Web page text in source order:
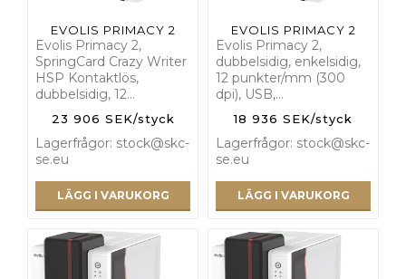
EVOLIS PRIMACY 2
Evolis Primacy 2,
SpringCard Crazy Writer
HSP Kontaktlös,
dubbelsidig, 12…
23 906 SEK/styck
Lagerfrågor: stock@skc-
se.eu
LÄGG I VARUKORG
EVOLIS PRIMACY 2
Evolis Primacy 2,
dubbelsidig, enkelsidig,
12 punkter/mm (300
dpi), USB,…
18 936 SEK/styck
Lagerfrågor: stock@skc-
se.eu
LÄGG I VARUKORG